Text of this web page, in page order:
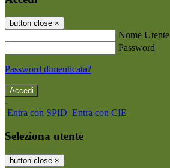
button close ×
Nome Utente
Password
Password dimenticata?
-
Entra con SPID Entra con CIE
Seleziona utente
button close ×